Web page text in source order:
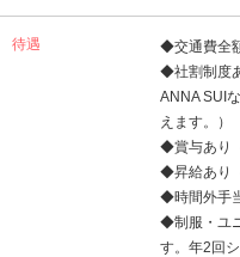
待遇
◆交通費全
◆社割制度
ANNA SUI
えます。）
◆賞与あり
◆昇給あり
◆時間外手
◆制服・ユ
す。年2回